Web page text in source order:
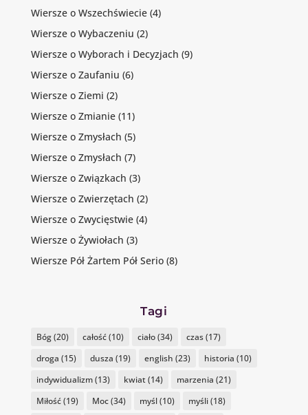
Wiersze o Wszechświecie(4)
Wiersze o Wybaczeniu (2)
Wiersze o Wyborach i Decyzjach (9)
Wiersze o Zaufaniu (6)
Wiersze o Ziemi (2)
Wiersze o Zmianie(11)
Wiersze o Zmysłach (5)
Wiersze o Zmysłach (7)
Wiersze o Związkach (3)
Wiersze o Zwierzętach (2)
Wiersze o Zwycięstwie(4)
Wiersze o Żywiołach (3)
Wiersze Pół Żartem Pół Serio(8)
Tagi
Bóg(20) całość(10) ciało(34) czas(17)
droga (15) dusza (19) english (23) historia (10)
indywidualizm(13) kwiat(14) marzenia (21)
Miłość(19) Moc(34) myśl(10) myśli(18)